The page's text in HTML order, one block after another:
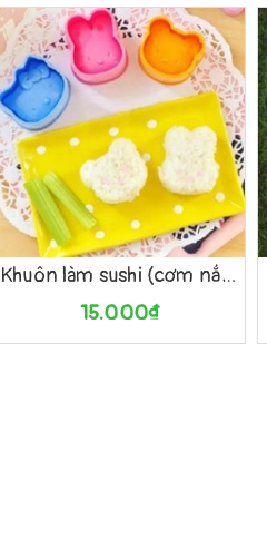
Khuôn làm sushi (cơm nắm) LS.4
15.000₫
Mua hàng Xem nhanh